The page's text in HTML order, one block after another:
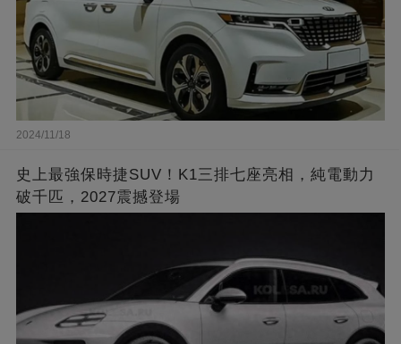
2024/11/18
史上最強保時捷SUV！K1三排七座亮相，純電動力
破千匹，2027震撼登場